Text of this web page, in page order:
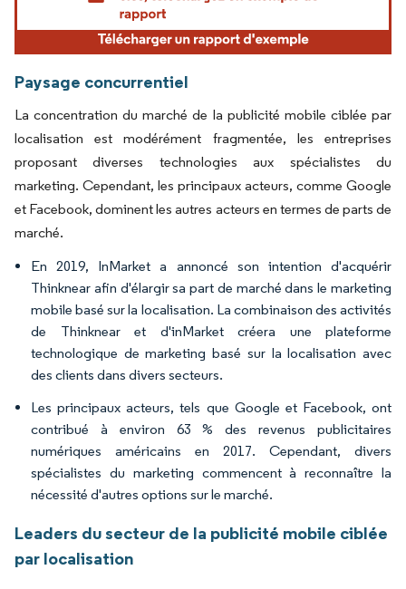
Paysage concurrentiel
La concentration du marché de la publicité mobile ciblée par
localisation est modérément fragmentée, les entreprises
proposant diverses technologies aux spécialistes du
marketing. Cependant, les principaux acteurs, comme Google
et Facebook, dominent les autres acteurs en termes de parts de
marché.
En 2019, InMarket a annoncé son intention d'acquérir
Thinknear afin d'élargir sa part de marché dans le marketing
mobile basé sur la localisation. La combinaison des activités
de Thinknear et d'inMarket créera une plateforme
technologique de marketing basé sur la localisation avec
des clients dans divers secteurs.
Les principaux acteurs, tels que Google et Facebook, ont
contribué à environ 63 % des revenus publicitaires
numériques américains en 2017. Cependant, divers
spécialistes du marketing commencent à reconnaître la
nécessité d'autres options sur le marché.
Leaders du secteur de la publicité mobile ciblée
par localisation